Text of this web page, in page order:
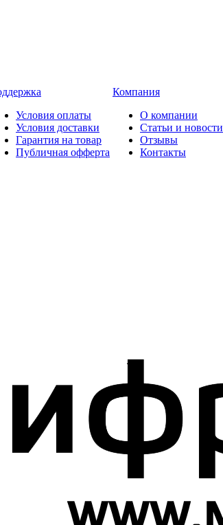
Условия оплаты
Условия доставки
Гарантия на товар
Публичная офферта
Компания
О компании
Статьи и новости
Отзывы
Контакты